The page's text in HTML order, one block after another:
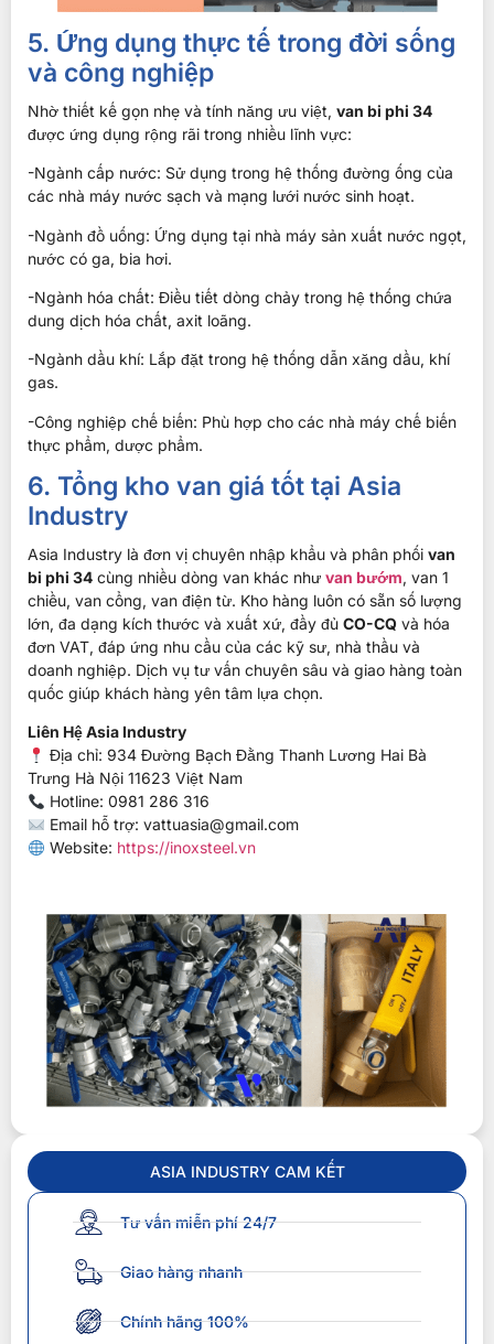
5. Ứng dụng thực tế trong đời sống
và công nghiệp
Nhờ thiết kế gọn nhẹ và tính năng ưu việt, van bi phi 34
được ứng dụng rộng rãi trong nhiều lĩnh vực:
-Ngành cấp nước: Sử dụng trong hệ thống đường ống của
các nhà máy nước sạch và mạng lưới nước sinh hoạt.
-Ngành đồ uống: Ứng dụng tại nhà máy sản xuất nước ngọt,
nước có ga, bia hơi.
-Ngành hóa chất: Điều tiết dòng chảy trong hệ thống chứa
dung dịch hóa chất, axit loãng.
-Ngành dầu khí: Lắp đặt trong hệ thống dẫn xăng dầu, khí
gas.
-Công nghiệp chế biến: Phù hợp cho các nhà máy chế biến
thực phẩm, dược phẩm.
6. Tổng kho van giá tốt tại Asia
Industry
Asia Industry là đơn vị chuyên nhập khẩu và phân phối van
bi phi 34 cùng nhiều dòng van khác như van bướm, van 1
chiều, van cổng, van điện từ. Kho hàng luôn có sẵn số lượng
lớn, đa dạng kích thước và xuất xứ, đầy đủ CO-CQ và hóa
đơn VAT, đáp ứng nhu cầu của các kỹ sư, nhà thầu và
doanh nghiệp. Dịch vụ tư vấn chuyên sâu và giao hàng toàn
quốc giúp khách hàng yên tâm lựa chọn.
Liên Hệ Asia Industry
Địa chỉ: 934 Đường Bạch Đằng Thanh Lương Hai Bà
Trưng Hà Nội 11623 Việt Nam
Hotline: 0981 286 316
Email hỗ trợ: vattuasia@gmail.com
Website: https://inoxsteel.vn
ASIA INDUSTRY CAM KẾT
Tư vấn miễn phí 24/7
Giao hàng nhanh
Chính hãng 100%